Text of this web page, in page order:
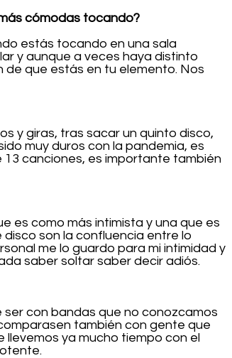
cómodas tocando?
estás tocando en una sala
y aunque a veces haya distinto
que estás en tu elemento. Nos
y giras, tras sacar un quinto disco,
muy duros con la pandemia, es
canciones, es importante también
es como más intimista y una que es
son la confluencia entre lo
me lo guardo para mi intimidad y
saber soltar saber decir adiós.
con bandas que no conozcamos
también con gente que
llevemos ya mucho tiempo con el